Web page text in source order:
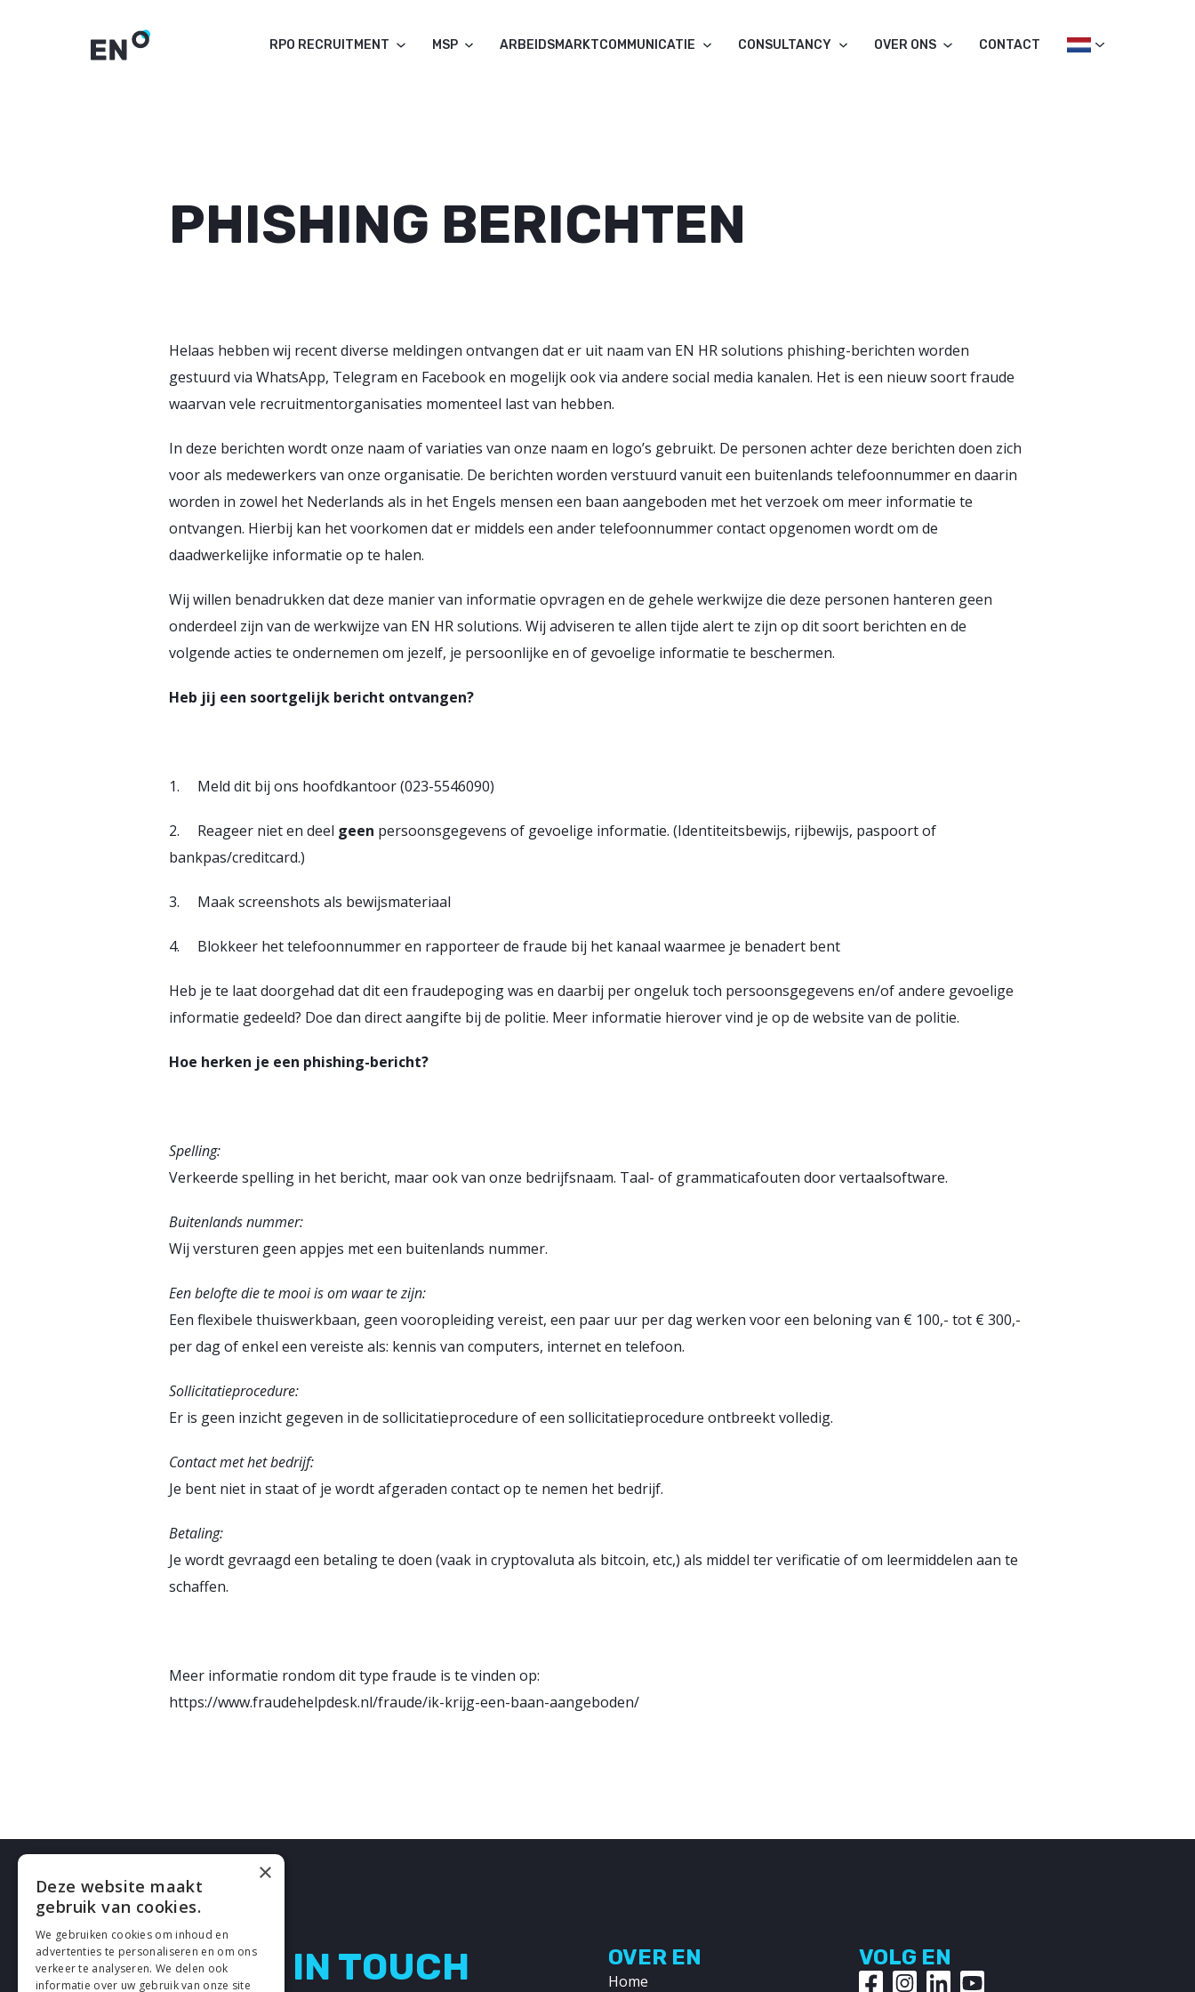
RPO RECRUITMENT MSP ARBEIDSMARKTCOMMUNICATIE CONSULTANCY OVER ONS CONTACT
PHISHING BERICHTEN
Helaas hebben wij recent diverse meldingen ontvangen dat er uit naam van EN HR solutions phishing-berichten worden
gestuurd via WhatsApp, Telegram en Facebook en mogelijk ook via andere social media kanalen. Het is een nieuw soort fraude
waarvan vele recruitmentorganisaties momenteel last van hebben.
In deze berichten wordt onze naam of variaties van onze naam en logo’s gebruikt. De personen achter deze berichten doen zich
voor als medewerkers van onze organisatie. De berichten worden verstuurd vanuit een buitenlands telefoonnummer en daarin
worden in zowel het Nederlands als in het Engels mensen een baan aangeboden met het verzoek om meer informatie te
ontvangen. Hierbij kan het voorkomen dat er middels een ander telefoonnummer contact opgenomen wordt om de
daadwerkelijke informatie op te halen.
Wij willen benadrukken dat deze manier van informatie opvragen en de gehele werkwijze die deze personen hanteren geen
onderdeel zijn van de werkwijze van EN HR solutions. Wij adviseren te allen tijde alert te zijn op dit soort berichten en de
volgende acties te ondernemen om jezelf, je persoonlijke en of gevoelige informatie te beschermen.
Heb jij een soortgelijk bericht ontvangen?
1. Meld dit bij ons hoofdkantoor (023-5546090)
2. Reageer niet en deel geen persoonsgegevens of gevoelige informatie. (Identiteitsbewijs, rijbewijs, paspoort of
bankpas/creditcard.)
3. Maak screenshots als bewijsmateriaal
4. Blokkeer het telefoonnummer en rapporteer de fraude bij het kanaal waarmee je benadert bent
Heb je te laat doorgehad dat dit een fraudepoging was en daarbij per ongeluk toch persoonsgegevens en/of andere gevoelige
informatie gedeeld? Doe dan direct aangifte bij de politie. Meer informatie hierover vind je op de website van de politie.
Hoe herken je een phishing-bericht?
Spelling:
Verkeerde spelling in het bericht, maar ook van onze bedrijfsnaam. Taal- of grammaticafouten door vertaalsoftware.
Buitenlands nummer:
Wij versturen geen appjes met een buitenlands nummer.
Een belofte die te mooi is om waar te zijn:
Een flexibele thuiswerkbaan, geen vooropleiding vereist, een paar uur per dag werken voor een beloning van € 100,- tot € 300,-
per dag of enkel een vereiste als: kennis van computers, internet en telefoon.
Sollicitatieprocedure:
Er is geen inzicht gegeven in de sollicitatieprocedure of een sollicitatieprocedure ontbreekt volledig.
Contact met het bedrijf:
Je bent niet in staat of je wordt afgeraden contact op te nemen het bedrijf.
Betaling:
Je wordt gevraagd een betaling te doen (vaak in cryptovaluta als bitcoin, etc,) als middel ter verificatie of om leermiddelen aan te
schaffen.
Meer informatie rondom dit type fraude is te vinden op:
https://www.fraudehelpdesk.nl/fraude/ik-krijg-een-baan-aangeboden/
LETS GET IN TOUCH OVER EN
Home
VOLG EN
×
Deze website maakt
gebruik van cookies.
We gebruiken cookies om inhoud en
advertenties te personaliseren en om ons
verkeer te analyseren. We delen ook
informatie over uw gebruik van onze site